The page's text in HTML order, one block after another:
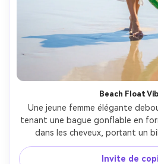
Beach Float
Une jeune femme élégante
tenant une bague gonflable en
dans les cheveux, portant un
couverture blanche pure, soleil
regard polarisant subtil, horizon
Invite de